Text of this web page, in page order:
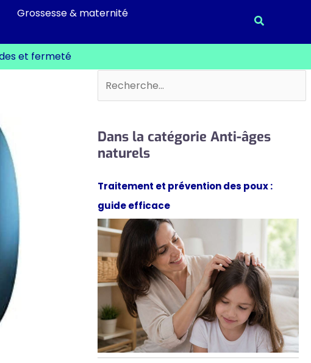
Grossesse & maternité
et fermeté
Rechercher
Dans la catégorie Anti-âges
naturels
Traitement et prévention des poux :
guide efficace